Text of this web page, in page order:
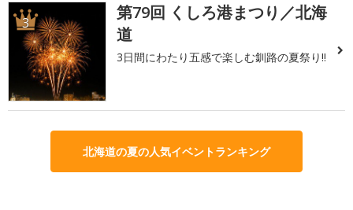
3
第79回 くしろ港まつり／北海
道
3日間にわたり五感で楽しむ釧路の夏祭り!!
北海道の夏の人気イベントランキング